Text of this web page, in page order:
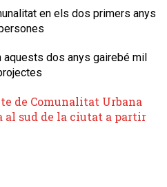
en els dos primers anys
aquests dos anys gairebé mil
de Comunalitat Urbana
al sud de la ciutat a partir